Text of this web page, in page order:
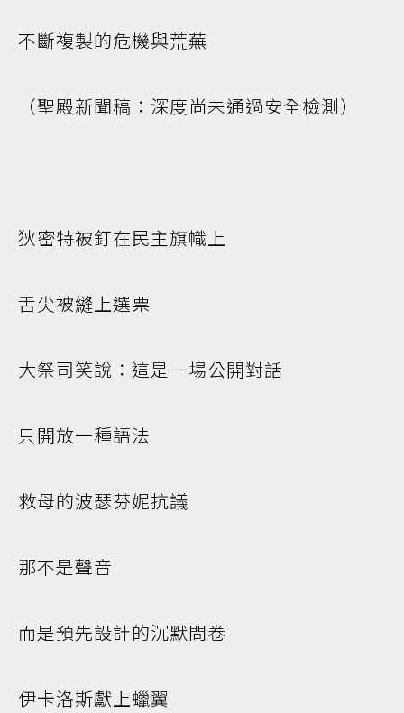
不斷複製的危機與荒蕪
（聖殿新聞稿：深度尚未通過安全檢測）
狄密特被釘在民主旗幟上
舌尖被縫上選票
大祭司笑說：這是一場公開對話
只開放一種語法
救母的波瑟芬妮抗議
那不是聲音
而是預先設計的沉默問卷
伊卡洛斯獻上蠟翼